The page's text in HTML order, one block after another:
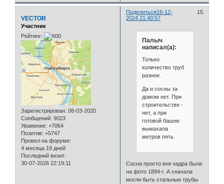
Поделиться 15
16-12-
2024 21:40:57
VECTOR
Участник
Рейтинг:
Зарегистрирован: 08-03-2020
Сообщений: 9023
Уважение: +7064
Позитив: +5747
Провел на форуме:
4 месяца 19 дней
Последний визит:
30-07-2026 22:19:11
Палыч
написал(а):
Только
количество труб
разное.
Да и сосны за
домом нет. При
строительстве -
нет, а при
готовой башне
вымахала
метров пять.
Сосна просто вне кадра была
на фото 1894-г. А сначала
могли быть стальные трубы